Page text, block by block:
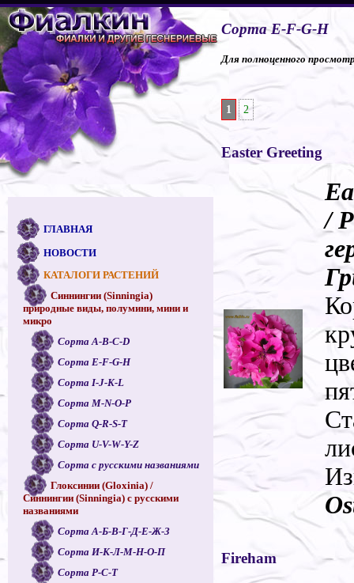
ГЛАВНАЯ
НОВОСТИ
КАТАЛОГИ РАСТЕНИЙ
Синнингии (Sinningia)
природные виды, полумини, мини и
микро
Сорта A-B-C-D
Сорта E-F-G-H
Сорта I-J-K-L
Сорта M-N-O-P
Сорта Q-R-S-T
Сорта U-V-W-Y-Z
Сорта с русскими названиями
Глоксинии (Gloxinia) /
Синнингии (Sinningia) с русскими
названиями
Сорта А-Б-В-Г-Д-Е-Ж-З
Сорта И-К-Л-М-Н-О-П
Сорта Р-С-Т
Сорта E-F-G-H
Для полноценного
1 2
Easter Greeting
/
Fireham